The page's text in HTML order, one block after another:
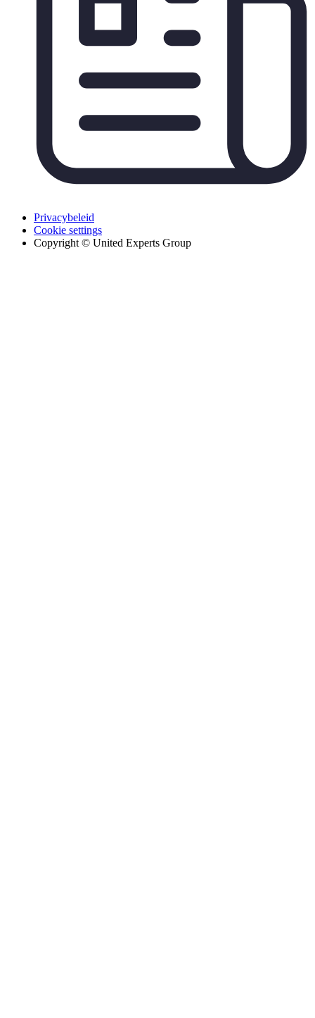
Privacybeleid
Cookie settings
Copyright © United Experts Group